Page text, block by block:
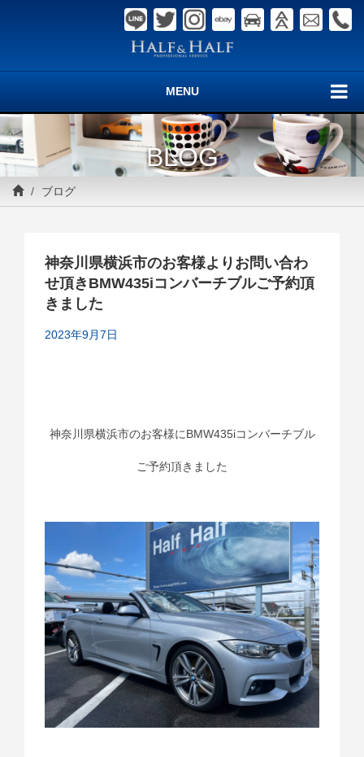
MENU
BLOG
ブログ
神奈川県横浜市のお客様よりお問い合わ
せ頂きBMW435iコンバーチブルご予約頂
きました
2023年9月7日
神奈川県横浜市のお客様にBMW435iコンバーチブル
ご予約頂きました